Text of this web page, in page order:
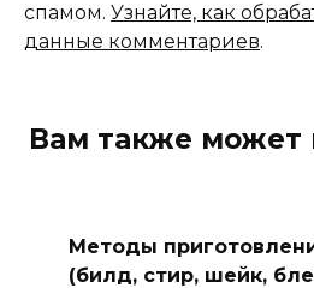
спамом. Узнайте, как
данные комментариев.
Вам также может
Методы
(билд, стир, шейк,